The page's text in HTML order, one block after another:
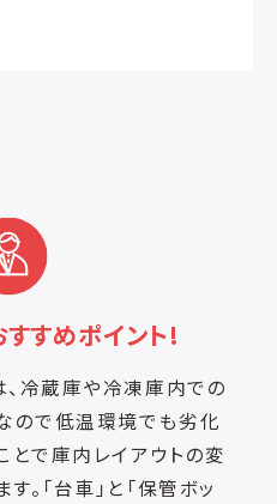
すすめポイント!
冷蔵庫や冷凍庫内での
ので低温環境でも劣化
とで庫内レイアウトの変
。「台車」と「保管ボッ